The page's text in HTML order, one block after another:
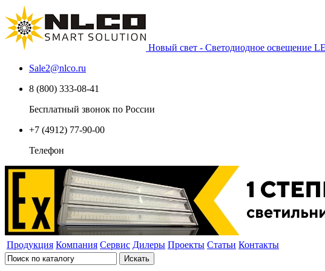
Новый свет - Светодиодное освещение
Sale2@nlco.ru
8 (800) 333-08-41
Бесплатный звонок по России
+7 (4912) 77-90-00
Телефон
Продукция Компания Сервис Дилеры Проекты Статьи Контакты